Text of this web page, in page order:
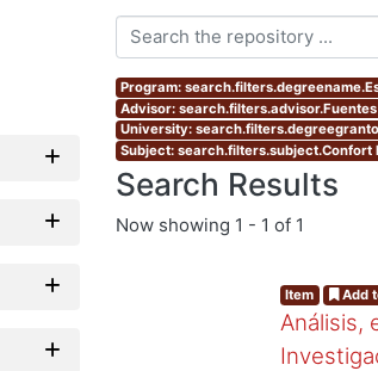
Program:
Advisor:
University:
Subject: search.filters.subject.Confort
Search Results
Now showing 1 - 1 of 1
Item Add
Análisis,